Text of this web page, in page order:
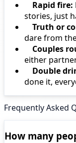
Rapid fire:
stories, just
Truth or
dare from
Couples
either
Double
done it,
Frequently Asked
How many